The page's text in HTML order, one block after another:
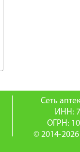
Сеть
ИНН:
ОГРН:
© 2014-